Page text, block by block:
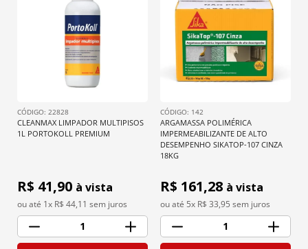
: 22828
CLEANMAX LIMPADOR MULTIPISOS
1L PORTOKOLL PREMIUM
R$ 41,90 à vista
ou até 1x R$ 44,11 sem juros
1
: 142
ARGAMASSA POLIMÉRICA
IMPERMEABILIZANTE DE ALTO
DESEMPENHO SIKATOP-107 CINZA
18KG
R$ 161,28 à vista
ou até 5x R$ 33,95 sem juros
1